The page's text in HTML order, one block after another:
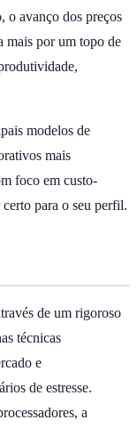
o avanço dos preços
mais por um topo de
modelos de
mais
foco em custo-
para o seu perfil.
de um rigoroso
técnicas
e
de estresse.
a